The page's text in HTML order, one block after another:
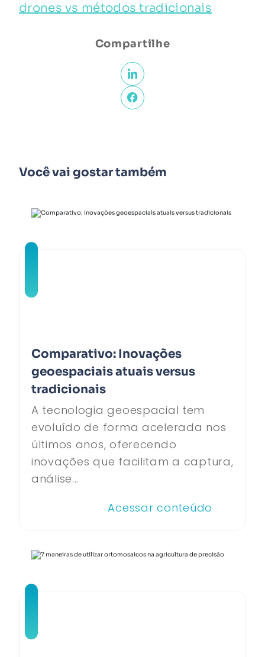
drones vs métodos tradicionais
Compartilhe
Você vai gostar também
Comparativo: Inovações
geoespaciais atuais versus
tradicionais
A tecnologia geoespacial tem
evoluído de forma acelerada nos
últimos anos, oferecendo
inovações que facilitam a captura,
análise...
Acessar conteúdo